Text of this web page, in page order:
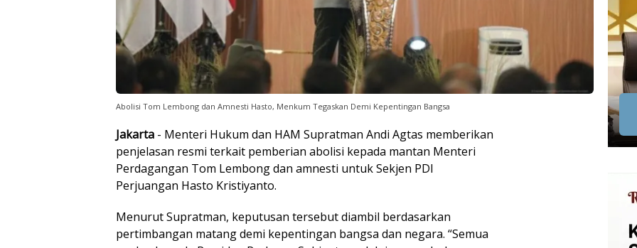
Abolisi Tom Lembong dan Amnesti Hasto, Menkum Tegaskan Demi Kepentingan Bangsa
Jakarta - Menteri Hukum dan HAM Supratman Andi Agtas memberikan
penjelasan resmi terkait pemberian abolisi kepada mantan Menteri
Perdagangan Tom Lembong dan amnesti untuk Sekjen PDI
Perjuangan Hasto Kristiyanto.
Menurut Supratman, keputusan tersebut diambil berdasarkan
pertimbangan matang demi kepentingan bangsa dan negara. “Semua